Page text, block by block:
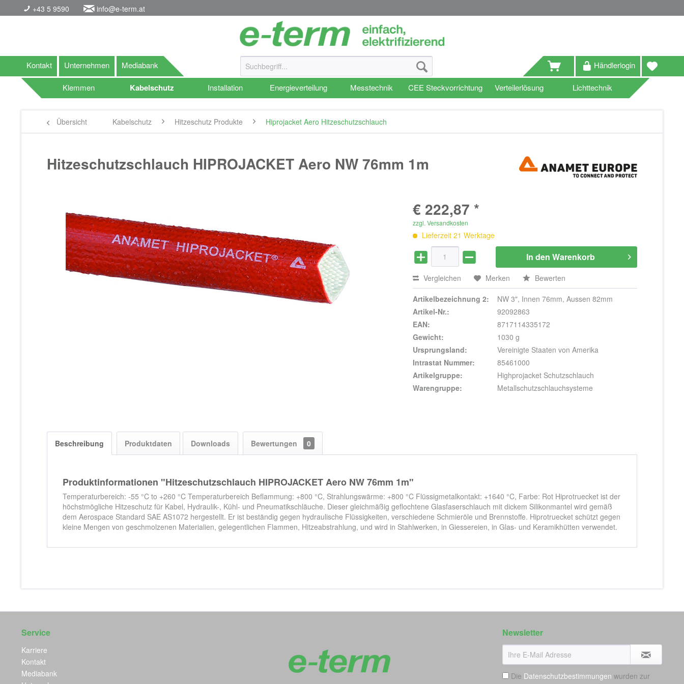
+43 5 9590 info@e-term.at
Kontakt Unternehmen Mediabank Händlerlogin
Klemmen Kabelschutz Installation Energieverteilung Messtechnik CEE Steckvorrichtung Verteilerlösung Lichttechnik
Übersicht Kabelschutz Hitzeschutz Produkte Hiprojacket Aero Hitzeschutzschlauch
Hitzeschutzschlauch HIPROJACKET Aero NW 76mm 1m
€ 222,87 *
zzgl. Versandkosten
Lieferzeit 21 Werktage
In den Warenkorb
Vergleichen Merken Bewerten
Artikelbezeichnung 2:
NW 3", Innen 76mm, Aussen 82mm
Artikel-Nr.:
92092863
EAN:
8717114335172
Gewicht:
1030 g
Ursprungsland:
Vereinigte Staaten von Amerika
Intrastat Nummer:
85461000
Artikelgruppe:
Highprojacket Schutzschlauch
Warengruppe:
Metallschutzschlauchsysteme
Beschreibung Produktdaten Downloads Bewertungen 0
Produktinformationen "Hitzeschutzschlauch HIPROJACKET Aero NW 76mm 1m"
Temperaturbereich: -55 °C to +260 °C Temperaturbereich Beflammung: +800 °C, Strahlungswärme: +800 °C Flüssigmetalkontakt: +1640 °C, Farbe: Rot Hiprotruecket ist der
höchstmögliche Hitzeschutz für Kabel, Hydraulik-, Kühl- und Pneumatikschläuche. Dieser gleichmäßig geflochtene Glasfaserschlauch mit dickem Silikonmantel wird gemäß
dem Aerospace Standard SAE AS1072 hergestellt. Er ist beständig gegen hydraulische Flüssigkeiten, verschiedene Schmieröle und Brennstoffe. Hiprotruecket schützt gegen
kleine Mengen von geschmolzenen Materialien, gelegentlichen Flammen, Hitzeabstrahlung, und wird in Stahlwerken, in Giessereien, in Glas- und Keramikhütten verwendet.
Service
Karriere
Kontakt
Mediabank
Newsletter
Die Datenschutzbestimmungen wurden zur